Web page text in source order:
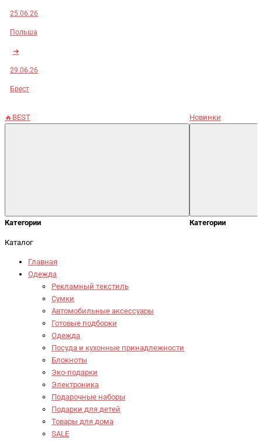
25.06.26
Польша
➜
29.06.26
Брест
🔥BEST
Категории
Новинки
Категории
Каталог
Главная
Одежда
Рекламный текстиль
Сумки
Автомобильные аксессуары
Готовые подборки
Одежда
Посуда и кухонные принадлежности
Блокноты
Эко-подарки
Электроника
Подарочные наборы
Подарки для детей
Товары для дома
SALE